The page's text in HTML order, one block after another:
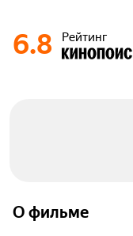
6.8 Рейтинг
О фильме